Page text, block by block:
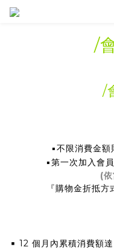
/
/
▪不限消費金額
▪第一次加入會
(
『購物金折抵方
▪ 12 個月內累積消費額